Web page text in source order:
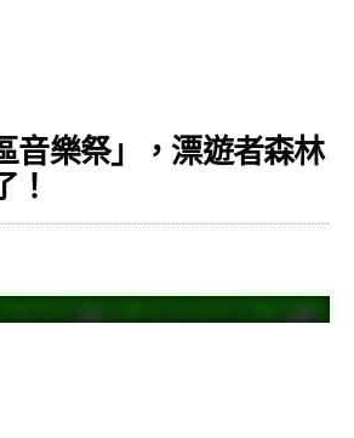
音樂祭」，漂遊者森林
！